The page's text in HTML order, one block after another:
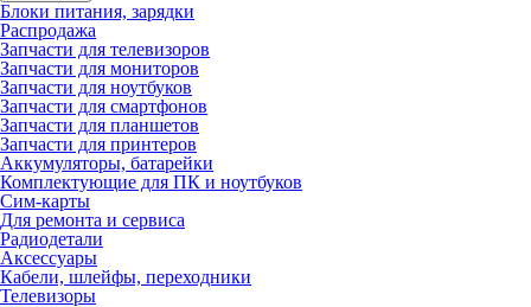
Блоки питания, зарядки
Распродажа
Запчасти для телевизоров
Запчасти для мониторов
Запчасти для ноутбуков
Запчасти для смартфонов
Запчасти для планшетов
Запчасти для принтеров
Аккумуляторы, батарейки
Комплектующие для ПК и ноутбуков
Сим-карты
Для ремонта и сервиса
Радиодетали
Аксессуары
Кабели, шлейфы, переходники
Телевизоры